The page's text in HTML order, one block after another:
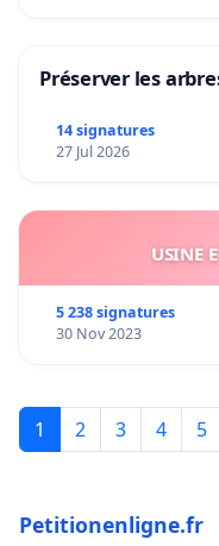
Préserver les
14 signatures
27 Jul 2026
USINE
5 238 signatures
30 Nov 2023
1 2 3 4 5
Petitionenligne.fr